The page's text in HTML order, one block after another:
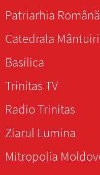
Patriarhia Română
Catedrala
Basilica
Trinitas TV
Radio Trinitas
Ziarul Lumina
Mitropolia